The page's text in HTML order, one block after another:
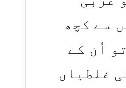
سے کچھ
اُن کے
غلطیاں